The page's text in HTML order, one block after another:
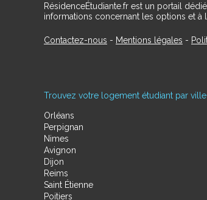
RésidenceÉtudiante.fr est un portail
informations concernant les options et à
Contactez-nous - Mentions légales -
Trouvez votre logement étudiant par ville
Orléans
Perpignan
Nimes
Avignon
Dijon
Reims
Saint Étienne
Poitiers